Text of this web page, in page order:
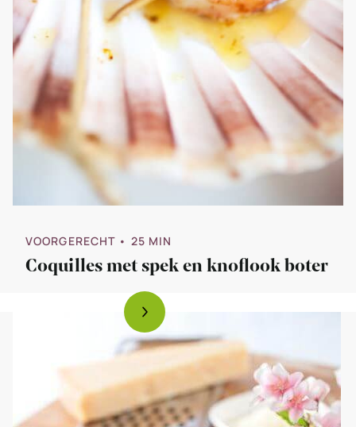
VOORGERECHT • 25 MIN
Coquilles met spek en knoflook boter